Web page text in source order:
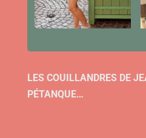
LES COUILLANDRES DE
PÉTANQUE…